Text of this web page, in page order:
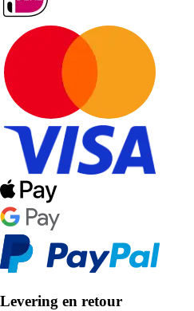
Levering en retour